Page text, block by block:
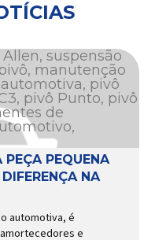
PEÇA PEQUENA
NA
automotiva, é
e